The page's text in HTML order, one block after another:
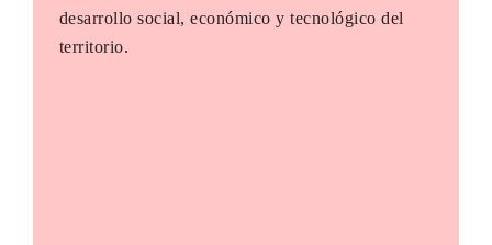
desarrollo social, económico y tecnológico del
territorio.